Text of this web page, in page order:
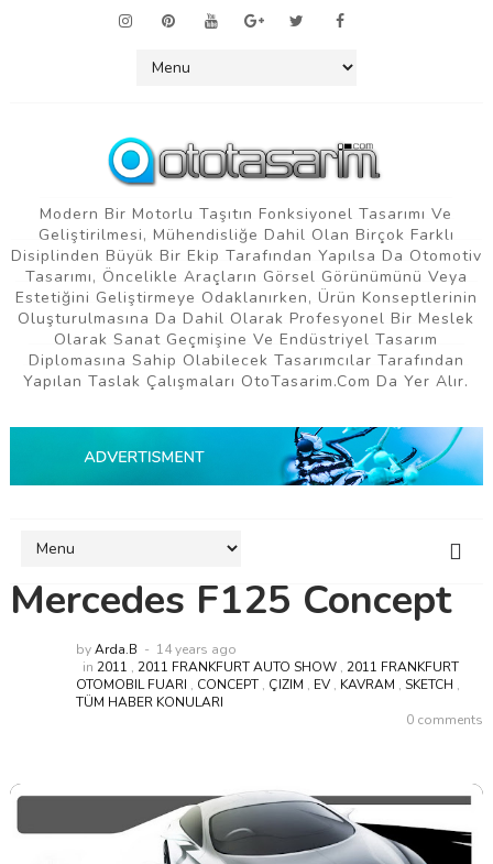
Modern Bir Motorlu Taşıtın Fonksiyonel Tasarımı Ve
Geliştirilmesi, Mühendisliğe Dahil Olan Birçok Farklı
Disiplinden Büyük Bir Ekip Tarafından Yapılsa Da Otomotiv
Tasarımı, Öncelikle Araçların Görsel Görünümünü Veya
Estetiğini Geliştirmeye Odaklanırken, Ürün Konseptlerinin
Oluşturulmasına Da Dahil Olarak Profesyonel Bir Meslek
Olarak Sanat Geçmişine Ve Endüstriyel Tasarım
Diplomasına Sahip Olabilecek Tasarımcılar Tarafından
Yapılan Taslak Çalışmaları OtoTasarim.com Da Yer Alır.
Mercedes F125 Concept
byArda.B
14 years ago
in 2011 , 2011 FRANKFURT AUTO SHOW, 2011 FRANKFURT
OTOMOBIL FUARI , CONCEPT, ÇIZIM , EV, KAVRAM , SKETCH ,
TÜM HABER KONULARI
0 comments